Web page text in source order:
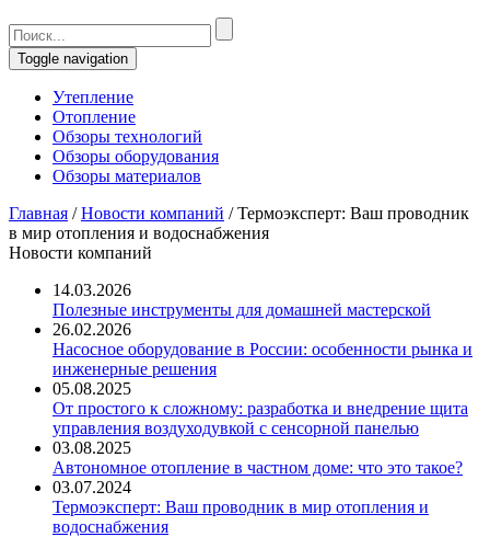
Toggle navigation
Утепление
Отопление
Обзоры технологий
Обзоры оборудования
Обзоры материалов
Главная /Новости компаний /Термоэксперт: Ваш проводник
в мир отопления и водоснабжения
Новости компаний
14.03.2026
Полезные инструменты для домашней мастерской
26.02.2026
Насосное оборудование в России: особенности рынка и
инженерные решения
05.08.2025
От простого к сложному: разработка и внедрение щита
управления воздуходувкой с сенсорной панелью
03.08.2025
Автономное отопление в частном доме: что это такое?
03.07.2024
Термоэксперт: Ваш проводник в мир отопления и
водоснабжения